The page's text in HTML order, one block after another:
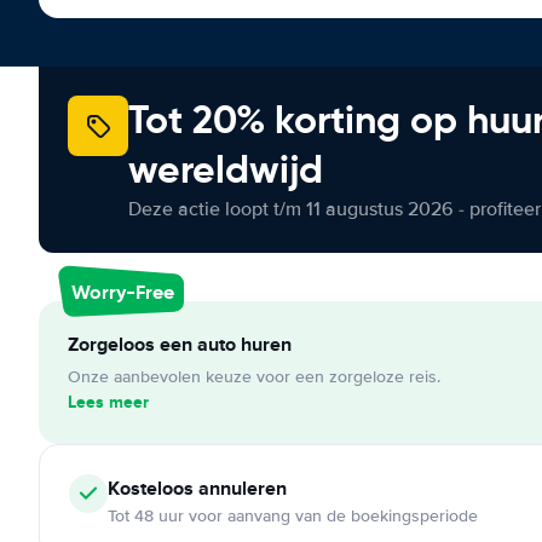
Tot 20% korting op
wereldwijd
Deze actie loopt t/m 11 augustus 2026 -
Worry-Free
Zorgeloos een auto huren
Onze aanbevolen keuze voor een zorgeloze reis.
Lees meer
Kosteloos annuleren
Tot 48 uur voor aanvang van de boekingsperiode